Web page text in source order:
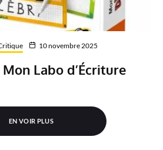
10 novembre 2025
Labo d’Écriture
EN VOIR PLUS